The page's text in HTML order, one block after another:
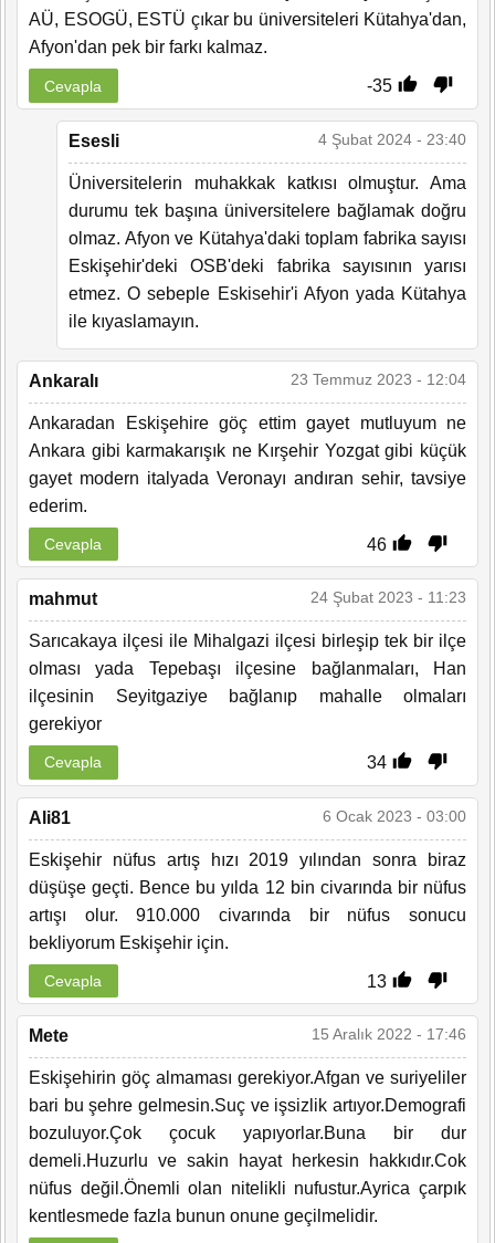
AÜ, ESOGÜ, ESTÜ çıkar bu üniversiteleri Kütahya'dan,
Afyon'dan pek bir farkı kalmaz.
-35
Cevapla
Esesli 4 Şubat 2024 - 23:40
Üniversitelerin muhakkak katkısı olmuştur. Ama
durumu tek başına üniversitelere bağlamak doğru
olmaz. Afyon ve Kütahya'daki toplam fabrika sayısı
Eskişehir'deki OSB'deki fabrika sayısının yarısı
etmez. O sebeple Eskisehir'i Afyon yada Kütahya
ile kıyaslamayın.
Ankaralı 23 Temmuz 2023 - 12:04
Ankaradan Eskişehire göç ettim gayet mutluyum ne
Ankara gibi karmakarışık ne Kırşehir Yozgat gibi küçük
gayet modern italyada Veronayı andıran sehir, tavsiye
ederim.
46
Cevapla
mahmut 24 Şubat 2023 - 11:23
Sarıcakaya ilçesi ile Mihalgazi ilçesi birleşip tek bir ilçe
olması yada Tepebaşı ilçesine bağlanmaları, Han
ilçesinin Seyitgaziye bağlanıp mahalle olmaları
gerekiyor
34
Cevapla
Ali81 6 Ocak 2023 - 03:00
Eskişehir nüfus artış hızı 2019 yılından sonra biraz
düşüşe geçti. Bence bu yılda 12 bin civarında bir nüfus
artışı olur. 910.000 civarında bir nüfus sonucu
bekliyorum Eskişehir için.
13
Cevapla
Mete 15 Aralık 2022 - 17:46
Eskişehirin göç almaması gerekiyor.Afgan ve suriyeliler
bari bu şehre gelmesin.Suç ve işsizlik artıyor.Demografi
bozuluyor.Çok çocuk yapıyorlar.Buna bir dur
demeli.Huzurlu ve sakin hayat herkesin hakkıdır.Cok
nüfus değil.Önemli olan nitelikli nufustur.Ayrica çarpık
kentlesmede fazla bunun onune geçilmelidir.